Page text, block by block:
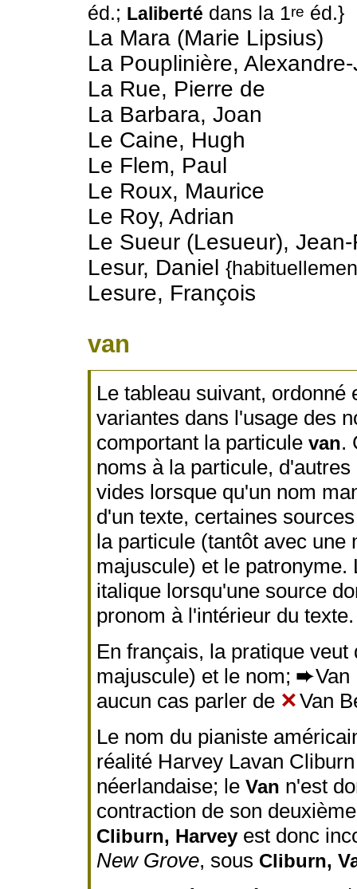
éd.; Laliberté dans la 1 re éd.}
La Mara (Marie Lipsius)
La Pouplinière,
La Rue, Pierre de
La Barbara, Joan
Le Caine, Hugh
Le Flem, Paul
Le Roux, Maurice
Le Roy, Adrian
Le Sueur (Lesueur),
Lesur, Daniel
Lesure, François
van
Le tableau suivant,
variantes dans l'usage des
comportant la particule van.
noms à la particule,
vides lorsque qu'un nom
d'un texte, certaines
la particule (tantôt avec une
majuscule) et le
italique lorsqu'une source
pronom à l'intérieur du texte.
En français, la pratique
majuscule) et le nom; ➨Van
aucun cas parler de ✕Van
Le nom du pianiste
réalité Harvey Lavan
néerlandaise; le Van n'est
contraction de son
Cliburn, Harveyest donc
New Grove, sous Cliburn,